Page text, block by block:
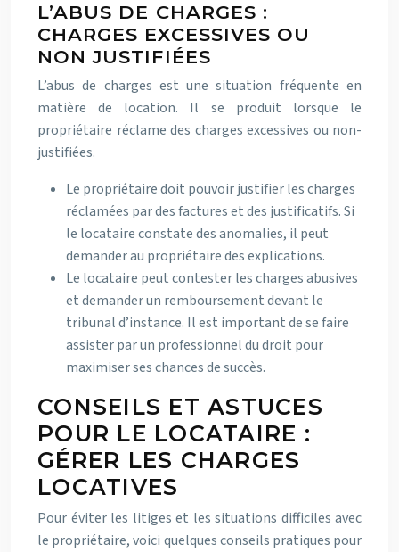
L’ABUS DE CHARGES :
CHARGES EXCESSIVES OU
NON JUSTIFIÉES
L’abus de charges est une situation fréquente en
matière de location. Il se produit lorsque le
propriétaire réclame des charges excessives ou non-
justifiées.
Le propriétaire doit pouvoir justifier les charges
réclamées par des factures et des justificatifs. Si
le locataire constate des anomalies, il peut
demander au propriétaire des explications.
Le locataire peut contester les charges abusives
et demander un remboursement devant le
tribunal d’instance. Il est important de se faire
assister par un professionnel du droit pour
maximiser ses chances de succès.
CONSEILS ET ASTUCES
POUR LE LOCATAIRE :
GÉRER LES CHARGES
LOCATIVES
Pour éviter les litiges et les situations difficiles avec
le propriétaire, voici quelques conseils pratiques pour